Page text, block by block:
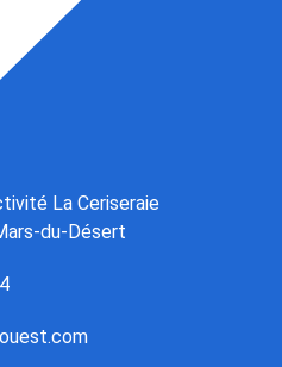
La Ceriseraie
du-Désert